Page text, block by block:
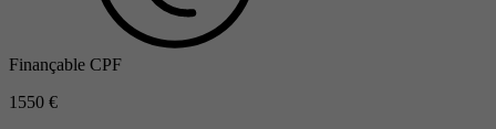
Finançable CPF
1550 €